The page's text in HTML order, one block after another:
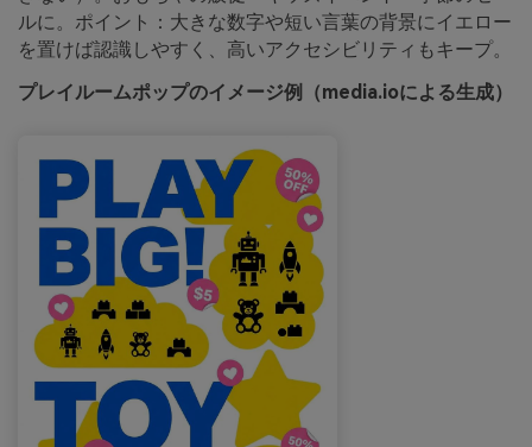
ルに。ポイント：大きな数字や短い言葉の背景にイエロー
を置けば認識しやすく、高いアクセシビリティもキープ。
プレイルームポップのイメージ例（media.ioによる生成）